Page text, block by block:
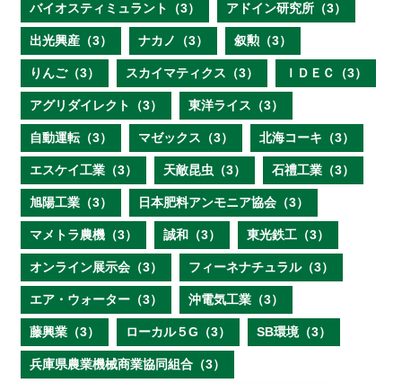
バイオスティミュラント（3） アドイン研究所（3）
出光興産（3） ナカノ（3） 叙勲（3）
りんご（3） スカイマティクス（3） ＩＤＥＣ（3）
アグリダイレクト（3） 東洋ライス（3）
自動運転（3） マゼックス（3） 北海コーキ（3）
エスケイ工業（3） 天敵昆虫（3） 石禮工業（3）
旭陽工業（3） 日本肥料アンモニア協会（3）
マメトラ農機（3） 誠和（3） 東光鉄工（3）
オンライン展示会（3） フィーネナチュラル（3）
エア・ウォーター（3） 沖電気工業（3）
藤興業（3） ローカル５G（3） SB環境（3）
兵庫県農業機械商業協同組合（3）